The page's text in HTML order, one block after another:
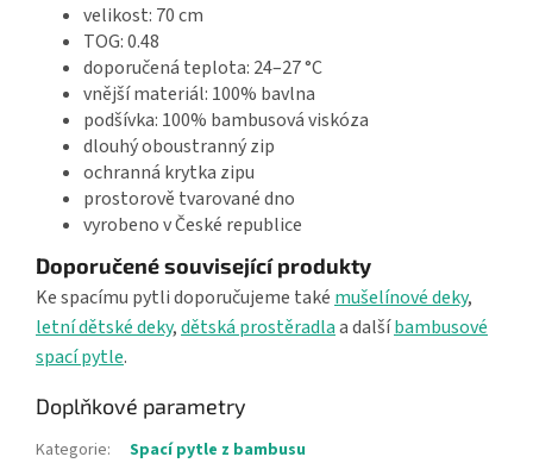
velikost: 70 cm
TOG: 0.48
doporučená teplota: 24–27 °C
vnější materiál: 100% bavlna
podšívka: 100% bambusová viskóza
dlouhý oboustranný zip
ochranná krytka zipu
prostorově tvarované dno
vyrobeno v České republice
Doporučené související produkty
Ke spacímu pytli doporučujeme také mušelínové deky,
letní dětské deky,dětská prostěradlaa dalšíbambusové
spací pytle.
Doplňkové parametry
Kategorie:
Spací pytle z bambusu